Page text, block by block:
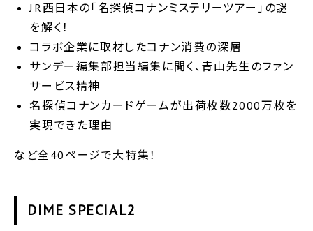
JR西日本の「名探偵コナンミステリーツアー」の謎
を解く！
コラボ企業に取材したコナン消費の深層
サンデー編集部担当編集に聞く、青山先生のファン
サービス精神
名探偵コナンカードゲームが出荷枚数2000万枚を
実現できた理由
など全40ページで大特集！
DIME SPECIAL2